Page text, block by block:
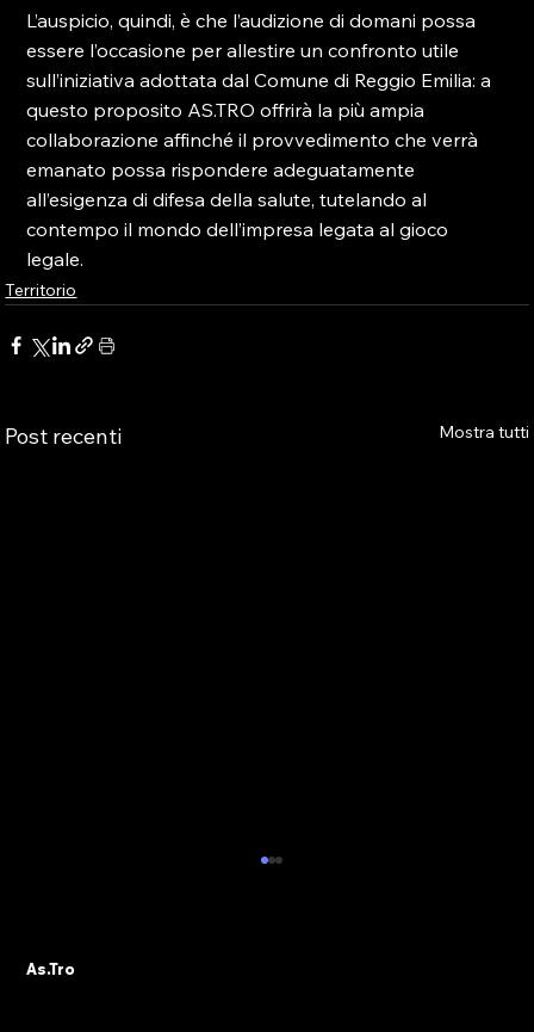
L’auspicio, quindi, è che l’audizione di domani possa
essere l’occasione per allestire un confronto utile
sull’iniziativa adottata dal Comune di Reggio Emilia: a
questo proposito AS.TRO offrirà la più ampia
collaborazione affinché il provvedimento che verrà
emanato possa rispondere adeguatamente
all’esigenza di difesa della salute, tutelando al
contempo il mondo dell’impresa legata al gioco
legale.
Territorio
Post recenti Mostra tutti
MAGGIORE (BO)
principale nella discussione, soprattutto
As.Tro